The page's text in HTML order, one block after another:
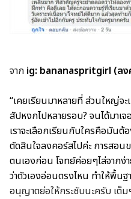
จาก ig: bananaspritgirl (ลง
“เคยเรียนมาหลายที่ ส่วนใหญ่จ
สัปหงกไปหลายรอบ? จนได้มาเจ
เราจะเลือกเรียนกับใครคือมั
ตัดสินใจลงคอร์สไปค่ะ การสอ
ตนเองก่อน โจทย์ค่อยๆไล่จากง่
ว่าตัวเองอ่อนตรงไหน ทำให้พื้น
อนุญาตย่อให้กระชับนะครับ เต็